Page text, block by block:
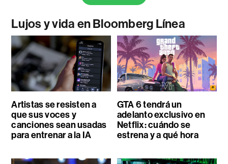
Lujos y vida en Bloomberg Línea
Artistas se resisten a
que sus voces y
canciones sean usadas
para entrenar a la IA
GTA 6 tendrá un
adelanto exclusivo en
Netflix: cuándo se
estrena y a qué hora